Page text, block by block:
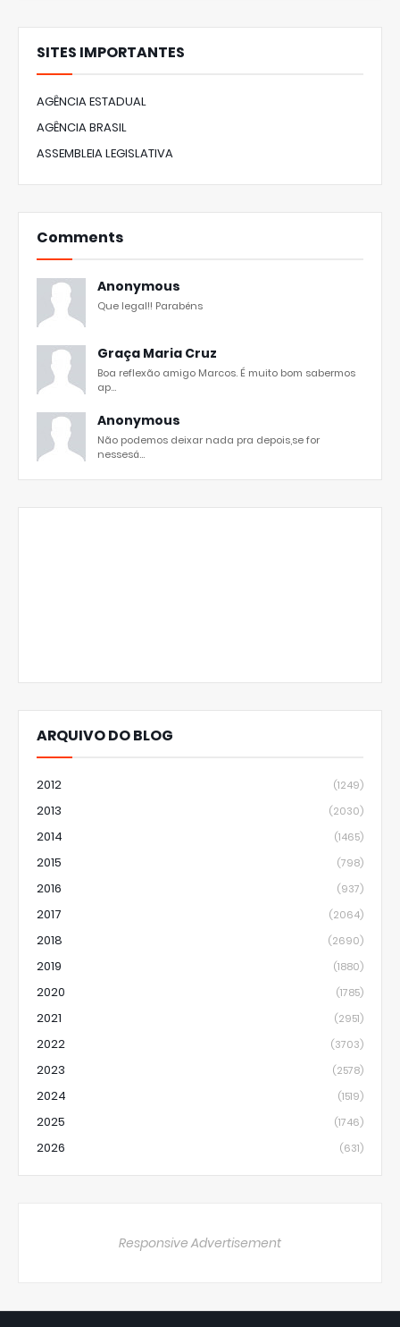
SITES IMPORTANTES
AGÊNCIA ESTADUAL
AGÊNCIA BRASIL
ASSEMBLEIA LEGISLATIVA
Comments
Anonymous
Que legal!! Parabéns
Graça Maria Cruz
Boa reflexão amigo Marcos. É muito bom sabermos
ap...
Anonymous
Não podemos deixar nada pra depois,se for
nessesá...
ARQUIVO DO BLOG
2012 (1249)
2013 (2030)
2014 (1465)
2015 (798)
2016 (937)
2017 (2064)
2018 (2690)
2019 (1880)
2020 (1785)
2021 (2951)
2022 (3703)
2023 (2578)
2024 (1519)
2025 (1746)
2026 (631)
Responsive Advertisement